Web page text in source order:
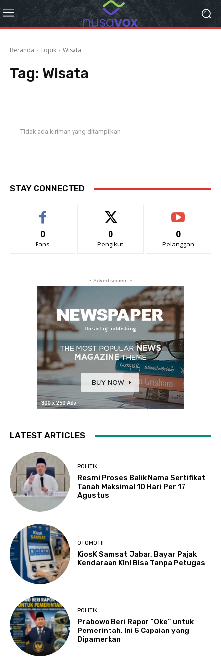
Beranda Topik Wisata
Tag: Wisata
Tidak ada kiriman yang ditampilkan
STAY CONNECTED
0
Fans
0
Pengikut
0
Pelanggan
- Advertisement -
LATEST ARTICLES
POLITIK
Resmi Proses Balik Nama Sertifikat
Tanah Maksimal 10 Hari Per 17
Agustus
OTOMOTIF
KiosK Samsat Jabar, Bayar Pajak
Kendaraan Kini Bisa Tanpa Petugas
POLITIK
Prabowo Beri Rapor “Oke” untuk
Pemerintah, Ini 5 Capaian yang
Dipamerkan